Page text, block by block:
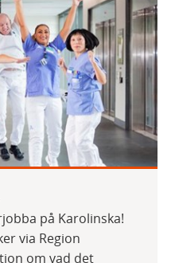
på Karolinska!
via Region
om vad det